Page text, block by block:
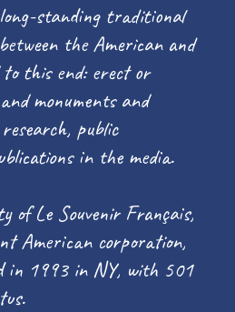
standing traditional
the American and
to this end: erect or
monuments and
public
in the media.
of Le Souvenir Français,
American corporation,
in 1993 in NY, with 501